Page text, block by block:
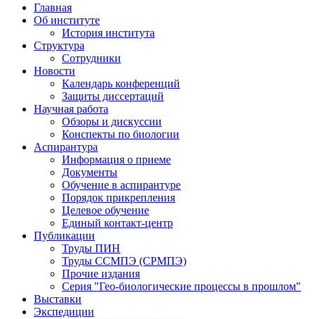
Главная
Об институте
История института
Структура
Сотрудники
Новости
Календарь конференций
Защиты диссертаций
Научная работа
Обзоры и дискуссии
Конспекты по биологии
Аспирантура
Информация о приеме
Документы
Обучение в аспирантуре
Порядок прикрепления
Целевое обучение
Единый контакт-центр
Публикации
Труды ПИН
Труды ССМПЭ (СРМПЭ)
Прочие издания
Серия "Гео-биологические процессы в прошлом"
Выставки
Экспедиции